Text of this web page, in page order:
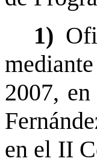
1)
2007,
en el II